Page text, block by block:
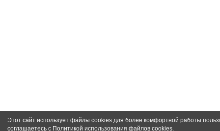
Этот сайт использует файлы cookies для более комфортной работы
соглашаетесь с Политикой использования файлов cookies